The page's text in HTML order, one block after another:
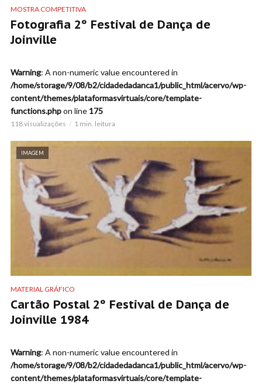
MOSTRA COMPETITIVA
Fotografia 2º Festival de Dança de
Joinville
Warning: A non-numeric value encountered in
/home/storage/9/08/b2/cidadedadanca1/public_html/acervo/wp-
content/themes/plataformasvirtuais/core/template-
functions.phpon line 175
118 visualizações 1 min. leitura
IMAGEM
MATERIAL GRÁFICO
Cartão Postal 2º Festival de Dança de
Joinville 1984
Warning: A non-numeric value encountered in
/home/storage/9/08/b2/cidadedadanca1/public_html/acervo/wp-
content/themes/plataformasvirtuais/core/template-